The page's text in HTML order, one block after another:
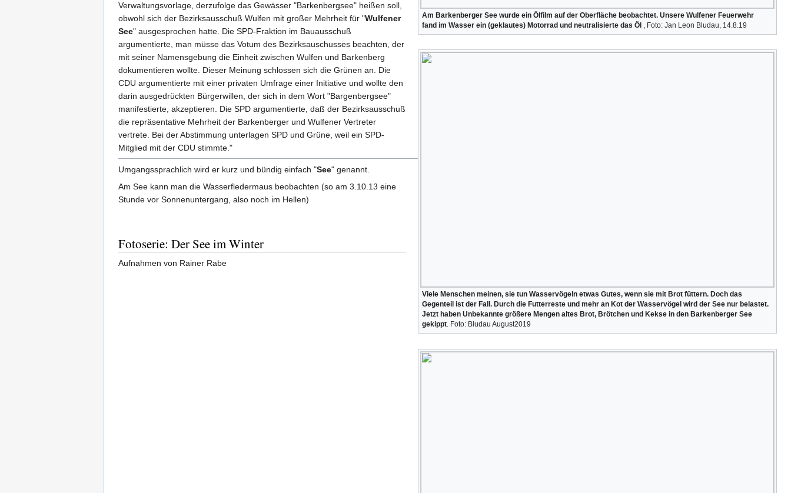
Am Barkenberger See wurde ein Ölfilm auf der Oberfläche beobachtet. Unsere Wulfener Feuerwehr
fand im Wasser ein (geklautes) Motorrad und neutralisierte das Öl , Foto: Jan Leon Bludau, 14.8.19
Viele Menschen meinen, sie tun Wasservögeln etwas Gutes, wenn sie mit Brot füttern. Doch das
Gegenteil ist der Fall. Durch die Futterreste und mehr an Kot der Wasservögel wird der See nur belastet.
Jetzt haben Unbekannte größere Mengen altes Brot, Brötchen und Kekse in den Barkenberger See
gekippt. Foto: Bludau August2019
Verwaltungsvorlage, derzufolge das Gewässer "Barkenbergsee" heißen soll,
obwohl sich der Bezirksausschuß Wulfen mit großer Mehrheit für "Wulfener
See" ausgesprochen hatte. Die SPD-Fraktion im Bauausschuß
argumentierte, man müsse das Votum des Bezirksauschusses beachten, der
mit seiner Namensgebung die Einheit zwischen Wulfen und Barkenberg
dokumentieren wollte. Dieser Meinung schlossen sich die Grünen an. Die
CDU argumentierte mit einer privaten Umfrage einer Initiative und wollte den
darin ausgedrückten Bürgerwillen, der sich in dem Wort "Bargenbergsee"
manifestierte, akzeptieren. Die SPD argumentierte, daß der Bezirksausschuß
die repräsentative Mehrheit der Barkenberger und Wulfener Vertreter
vertrete. Bei der Abstimmung unterlagen SPD und Grüne, weil ein SPD-
Mitglied mit der CDU stimmte."
Umgangssprachlich wird er kurz und bündig einfach "See" genannt.
Am See kann man die Wasserfledermaus beobachten (so am 3.10.13 eine
Stunde vor Sonnenuntergang, also noch im Hellen)
Fotoserie: Der See im Winter
Aufnahmen von Rainer Rabe